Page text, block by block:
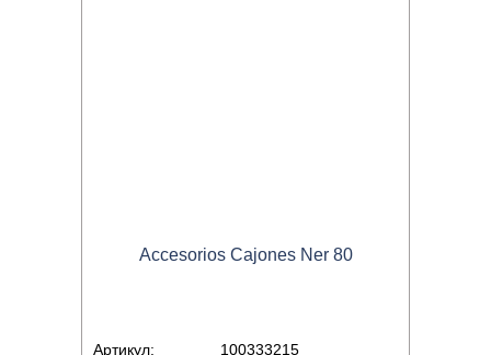
Accesorios Cajones Ner 80
Артикул: 100333215